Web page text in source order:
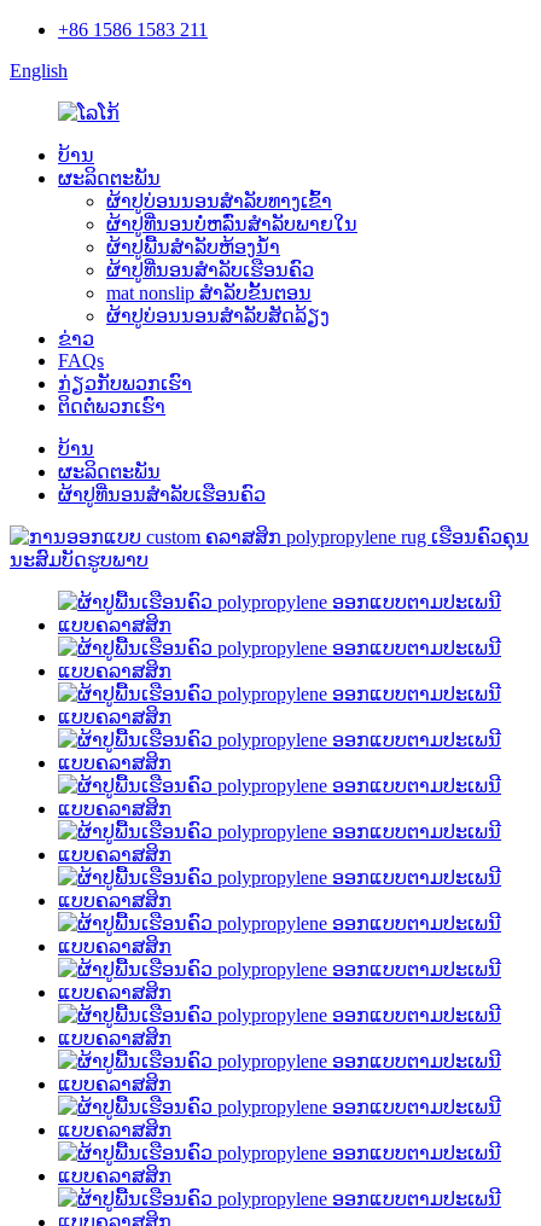
+86 1586 1583 211
English
ບ້ານ
ຜະລິດຕະພັນ
ຜ້າປູບ່ອນນອນສໍາລັບທາງເຂົ້າ
ຜ້າປູທີ່ນອນບໍ່ຫລົ່ນສໍາລັບພາຍໃນ
ຜ້າປູພື້ນສຳລັບຫ້ອງນ້ຳ
ຜ້າປູທີ່ນອນສໍາລັບເຮືອນຄົວ
mat nonslip ສໍາລັບຂັ້ນຕອນ
ຜ້າປູບ່ອນນອນສຳລັບສັດລ້ຽງ
ຂ່າວ
FAQs
ກ່ຽວ​ກັບ​ພວກ​ເຮົາ
ຕິດ​ຕໍ່​ພວກ​ເຮົາ
ບ້ານ
ຜະລິດຕະພັນ
ຜ້າປູທີ່ນອນສໍາລັບເຮືອນຄົວ